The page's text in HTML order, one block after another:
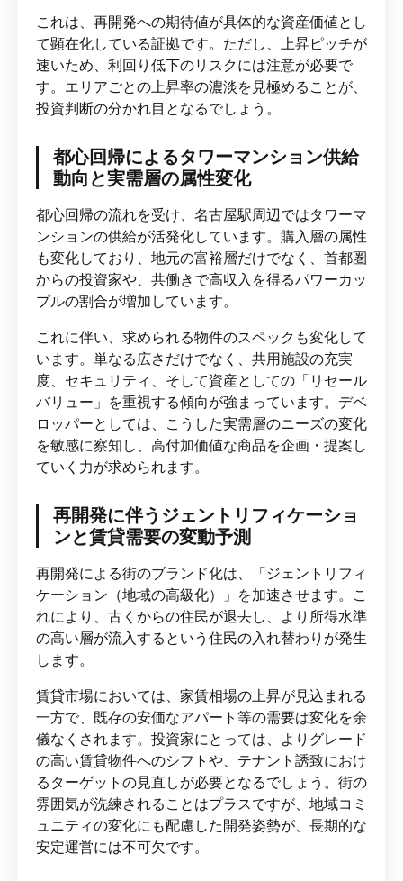
これは、再開発への期待値が具体的な資産価値とし
て顕在化している証拠です。ただし、上昇ピッチが
速いため、利回り低下のリスクには注意が必要で
す。エリアごとの上昇率の濃淡を見極めることが、
投資判断の分かれ目となるでしょう。
都心回帰によるタワーマンション供給
動向と実需層の属性変化
都心回帰の流れを受け、名古屋駅周辺ではタワーマ
ンションの供給が活発化しています。購入層の属性
も変化しており、地元の富裕層だけでなく、首都圏
からの投資家や、共働きで高収入を得るパワーカッ
プルの割合が増加しています。
これに伴い、求められる物件のスペックも変化して
います。単なる広さだけでなく、共用施設の充実
度、セキュリティ、そして資産としての「リセール
バリュー」を重視する傾向が強まっています。デベ
ロッパーとしては、こうした実需層のニーズの変化
を敏感に察知し、高付加価値な商品を企画・提案し
ていく力が求められます。
再開発に伴うジェントリフィケーショ
ンと賃貸需要の変動予測
再開発による街のブランド化は、「ジェントリフィ
ケーション（地域の高級化）」を加速させます。こ
れにより、古くからの住民が退去し、より所得水準
の高い層が流入するという住民の入れ替わりが発生
します。
賃貸市場においては、家賃相場の上昇が見込まれる
一方で、既存の安価なアパート等の需要は変化を余
儀なくされます。投資家にとっては、よりグレード
の高い賃貸物件へのシフトや、テナント誘致におけ
るターゲットの見直しが必要となるでしょう。街の
雰囲気が洗練されることはプラスですが、地域コミ
ュニティの変化にも配慮した開発姿勢が、長期的な
安定運営には不可欠です。